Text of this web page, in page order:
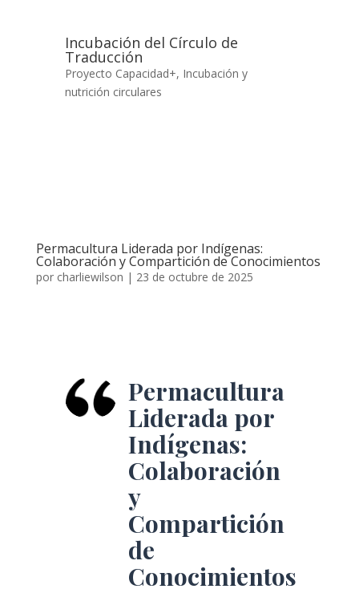
Incubación del Círculo de
Traducción
Proyecto Capacidad+, Incubación y
nutrición circulares
Permacultura Liderada por Indígenas:
Colaboración y Compartición de Conocimientos
por charliewilson | 23 de octubre de 2025
Permacultura
Liderada por
Indígenas:
Colaboración
y
Compartición
de
Conocimientos